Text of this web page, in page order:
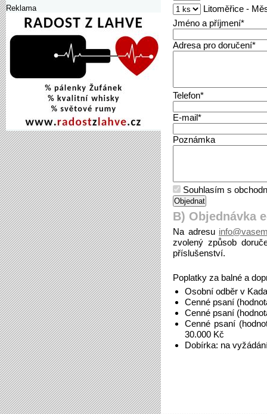
Reklama
Litoměřice -
Jméno a příjmení*
Adresa pro doručení*
Telefon*
E-mail*
Poznámka
Souhlasím s
B) Objednávka
Na adresu
zvolený způsob
příslušenství.
Poplatky za balné a
Osobní odběr v
Cenné psaní
Cenné psaní
Cenné psaní
30.000 Kč
Dobírka: na